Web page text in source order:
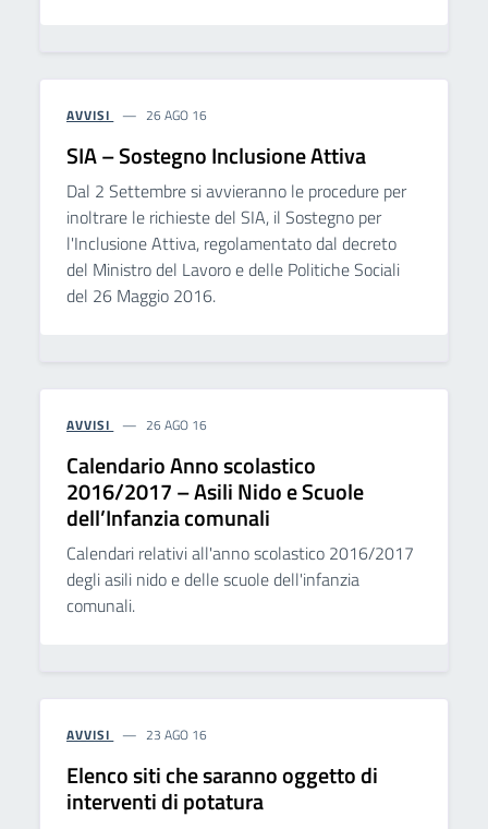
AVVISI 26 AGO 16
SIA – Sostegno Inclusione Attiva
Dal 2 Settembre si avvieranno le procedure per
inoltrare le richieste del SIA, il Sostegno per
l'Inclusione Attiva, regolamentato dal decreto
del Ministro del Lavoro e delle Politiche Sociali
del 26 Maggio 2016.
AVVISI 26 AGO 16
Calendario Anno scolastico
2016/2017 – Asili Nido e Scuole
dell’Infanzia comunali
Calendari relativi all'anno scolastico 2016/2017
degli asili nido e delle scuole dell'infanzia
comunali.
AVVISI 23 AGO 16
Elenco siti che saranno oggetto di
interventi di potatura